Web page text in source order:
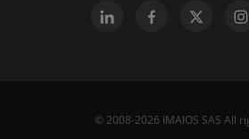
© 2008-2026 IMAIOS SAS All